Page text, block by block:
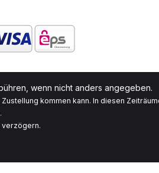
wenn nicht anders angegeben.
kommen kann. In diesen
verzögern.